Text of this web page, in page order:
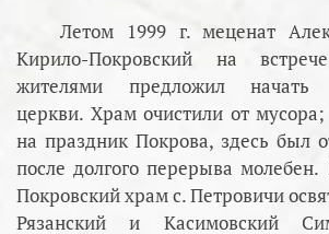
Летом 1999 г. меценат
Кирило-Покровский на
жителями предложил начать
церкви. Храм очистили от
на праздник Покрова, здесь был
после долгого перерыва молебен.
Покровский храм с. Петровичи
Рязанский и Касимовский